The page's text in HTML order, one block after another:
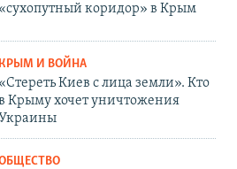
«сухопутный коридор» в Крым
КРЫМ И ВОЙНА
«Стереть Киев с лица земли». Кто
Крыму хочет уничтожения
Украины